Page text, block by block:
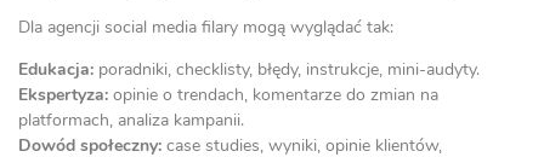
Dla agencji social media filary mogą wyglądać tak:
Edukacja: poradniki, checklisty, błędy, instrukcje, mini-audyty.
Ekspertyza: opinie o trendach, komentarze do zmian na
platformach, analiza kampanii.
Dowód społeczny: case studies, wyniki, opinie klientów,